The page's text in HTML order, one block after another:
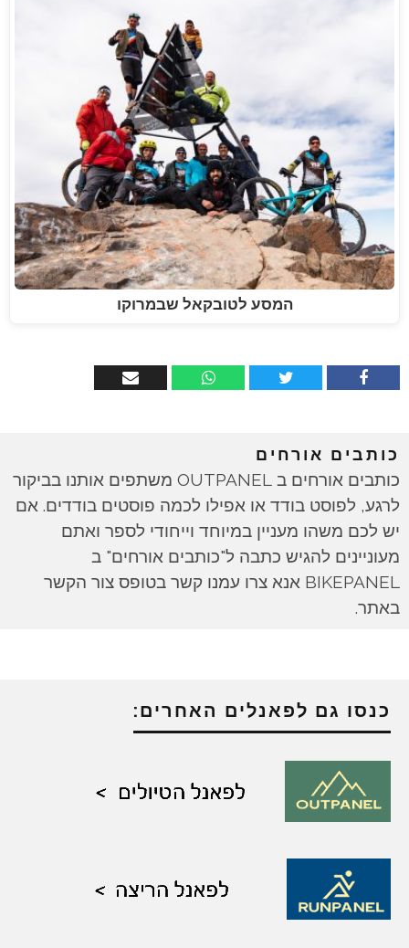
המסע לטובקאל שבמרוקו
כותבים אורחים
כותבים אורחים ב OUTPANEL משתפים אותנו בביקור
לרגע, לפוסט בודד או אפילו לכמה פוסטים בודדים. אם
יש לכם משהו מעניין במיוחד וייחודי לספר ואתם
מעוניינים להגיש כתבה ל"כותבים אורחים" ב
BIKEPANEL אנא צרו עמנו קשר בטופס צור הקשר
באתר.
כנסו גם לפאנלים האחרים: